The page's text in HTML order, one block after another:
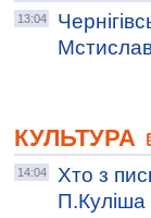
13:04
КУЛЬТУРА
14:04
Хто з
П.Куліша